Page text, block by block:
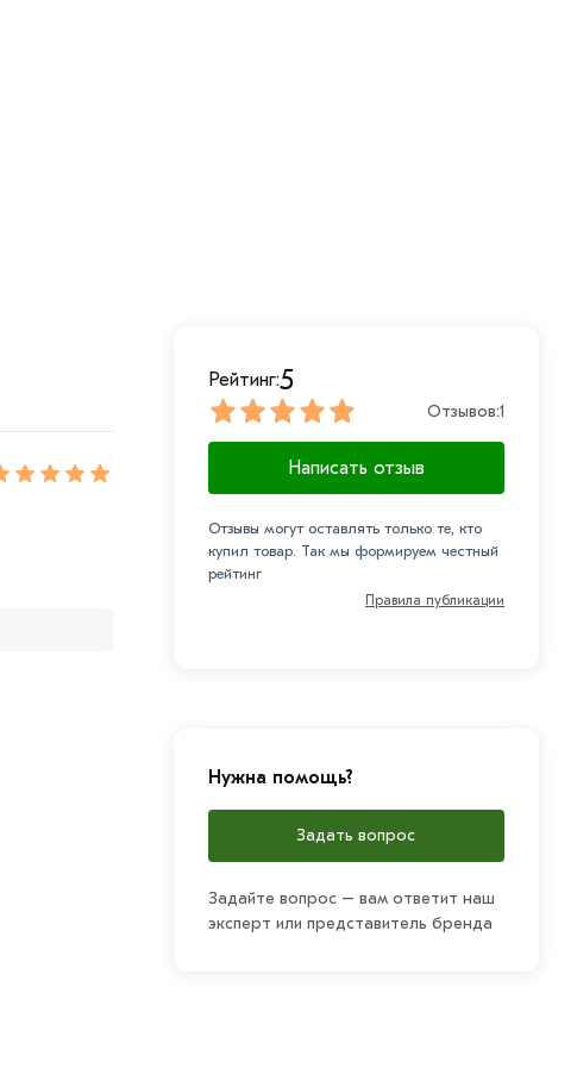
Рейтинг:5
Отзывов:1
Написать отзыв
Отзывы могут оставлять только те, кто
купил товар. Так мы формируем честный
рейтинг
Правила публикации
Нужна помощь?
Задать вопрос
Задайте вопрос – вам ответит наш
эксперт или представитель бренда